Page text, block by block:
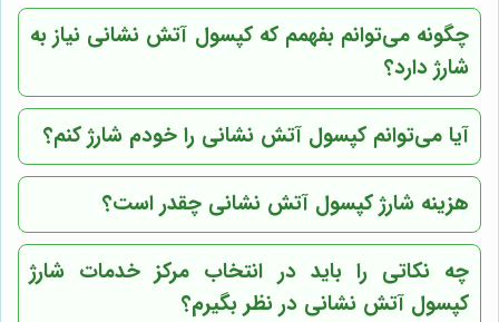
چگونه می‌توانم بفهمم که کپسول آتش نشانی نیاز به
شارژ دارد؟
آیا می‌توانم کپسول آتش نشانی را خودم شارژ کنم؟
هزینه شارژ کپسول آتش نشانی چقدر است؟
چه نکاتی را باید در انتخاب مرکز خدمات شارژ
کپسول آتش نشانی در نظر بگیرم؟